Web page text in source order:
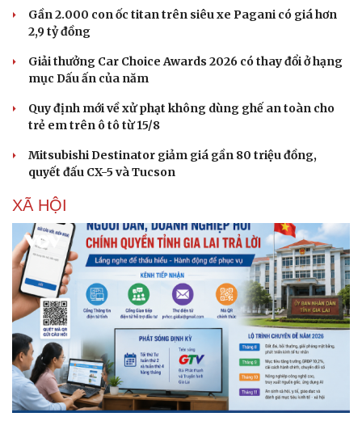
Cây thuốc
Sản phụ khoa
Nhi khoa
Nam khoa
Làm đẹp - giảm cân
Ăn sạch sống khỏe
Blog
Tình yêu - Gia đình
Gần 2.000 con ốc titan trên siêu xe Pagani có giá hơn
2,9 tỷ đồng
Giải thưởng Car Choice Awards 2026 có thay đổi ở hạng
mục Dấu ấn của năm
Quy định mới về xử phạt không dùng ghế an toàn cho
trẻ em trên ô tô từ 15/8
Mitsubishi Destinator giảm giá gần 80 triệu đồng,
quyết đấu CX-5 và Tucson
XÃ HỘI